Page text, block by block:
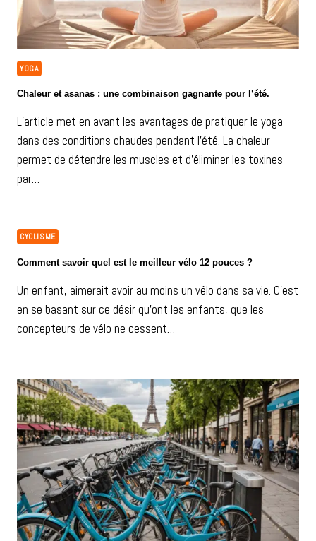
YOGA
Chaleur et asanas : une combinaison gagnante pour lʼété.
L’article met en avant les avantages de pratiquer le yoga
dans des conditions chaudes pendant l’été. La chaleur
permet de détendre les muscles et d’éliminer les toxines
par…
CYCLISME
Comment savoir quel est le meilleur vélo 12 pouces ?
Un enfant, aimerait avoir au moins un vélo dans sa vie. C’est
en se basant sur ce désir qu’ont les enfants, que les
concepteurs de vélo ne cessent…